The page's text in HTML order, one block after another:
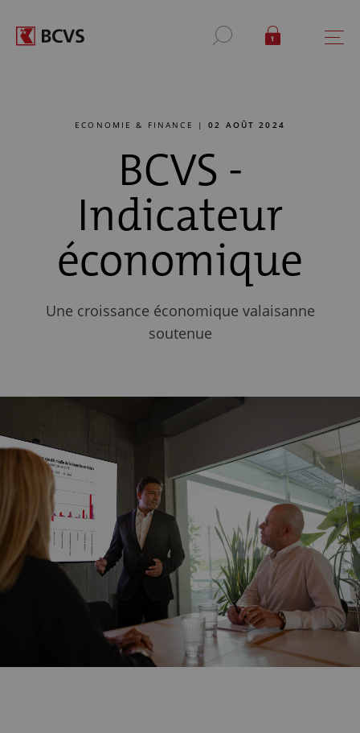
ECONOMIE & FINANCE |02 AOÛT 2024
BCVS -
Indicateur
économique
Une croissance économique valaisanne
soutenue